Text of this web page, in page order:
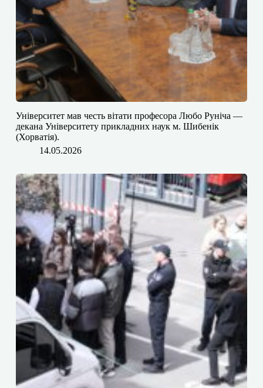
​​Університет мав честь вітати професора Любо Руніча —
декана Університету прикладних наук м. Шибенік
(Хорватія).
14.05.2026